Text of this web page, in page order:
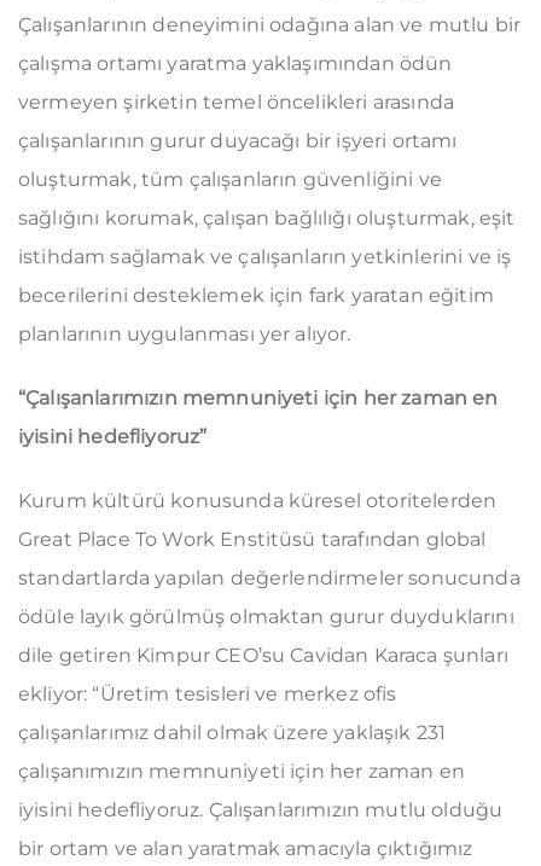
Çalışanlarının deneyimini odağına alan ve mutlu bir
çalışma ortamı yaratma yaklaşımından ödün
vermeyen şirketin temel öncelikleri arasında
çalışanlarının gurur duyacağı bir işyeri ortamı
oluşturmak, tüm çalışanların güvenliğini ve
sağlığını korumak, çalışan bağlılığı oluşturmak, eşit
istihdam sağlamak ve çalışanların yetkinlerini ve iş
becerilerini desteklemek için fark yaratan eğitim
planlarının uygulanması yer alıyor.
“Çalışanlarımızın memnuniyeti için her zaman en
iyisini hedefliyoruz”
Kurum kültürü konusunda küresel otoritelerden
Great Place To Work Enstitüsü tarafından global
standartlarda yapılan değerlendirmeler sonucunda
ödüle layık görülmüş olmaktan gurur duyduklarını
dile getiren Kimpur CEO’su Cavidan Karaca şunları
ekliyor: “Üretim tesisleri ve merkez ofis
çalışanlarımız dahil olmak üzere yaklaşık 231
çalışanımızın memnuniyeti için her zaman en
iyisini hedefliyoruz. Çalışanlarımızın mutlu olduğu
bir ortam ve alan yaratmak amacıyla çıktığımız